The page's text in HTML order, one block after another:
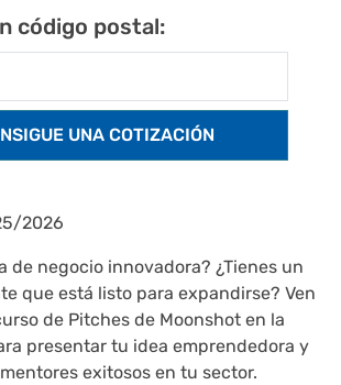
código postal:
2026
de negocio innovadora? ¿Tienes un
que está listo para expandirse? Ven
de Pitches de Moonshot en la
presentar tu idea emprendedora y
exitosos en tu sector.